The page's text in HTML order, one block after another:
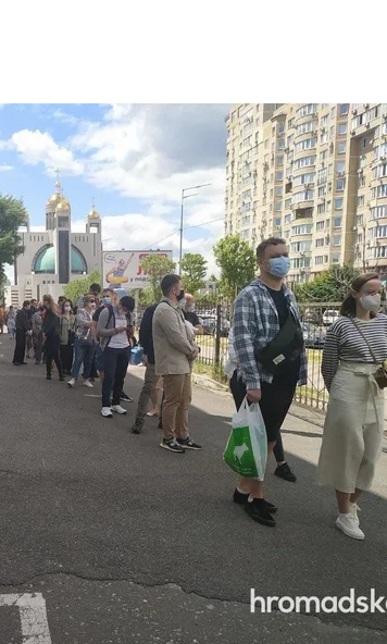
в Международном выставочном центре в Киеве. 5
Марьяна Пецух/hromadske
только в выходные дни, она объяснила,
можно вакцинироваться в порядке
в МВЦ расширят, потому что
что на вакцинацию в Киев
на пункт тестирования,